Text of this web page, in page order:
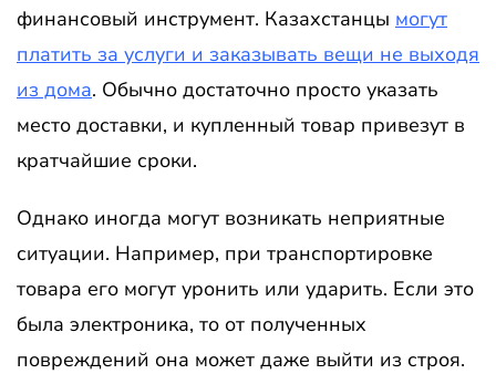
финансовый инструмент. Казахстанцы могут
платить за услуги и заказывать вещи не выходя
из дома. Обычно достаточно просто указать
место доставки, и купленный товар привезут в
кратчайшие сроки.
Однако иногда могут возникать неприятные
ситуации. Например, при транспортировке
товара его могут уронить или ударить. Если это
была электроника, то от полученных
повреждений она может даже выйти из строя.